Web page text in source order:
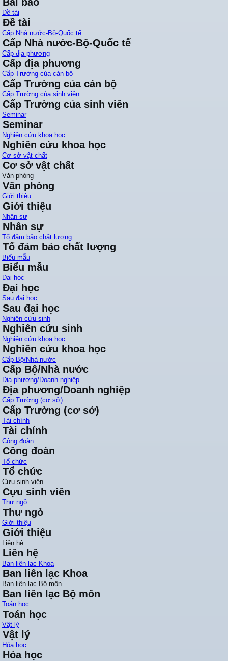
Đề tài
Đề tài
Cấp Nhà nước-Bộ-Quốc tế
Cấp Nhà nước-Bộ-Quốc tế
Cấp địa phương
Cấp địa phương
Cấp Trường của cán bộ
Cấp Trường của cán bộ
Cấp Trường của sinh viên
Cấp Trường của sinh viên
Seminar
Seminar
Nghiên cứu khoa học
Nghiên cứu khoa học
Cơ sở vật chất
Cơ sở vật chất
Văn phòng
Văn phòng
Giới thiệu
Giới thiệu
Nhân sự
Nhân sự
Tổ đảm bảo chất lượng
Tổ đảm bảo chất lượng
Biểu mẫu
Biểu mẫu
Đại học
Đại học
Sau đại học
Sau đại học
Nghiên cứu sinh
Nghiên cứu sinh
Nghiên cứu khoa học
Nghiên cứu khoa học
Cấp Bộ/Nhà nước
Cấp Bộ/Nhà nước
Địa phương/Doanh nghiệp
Địa phương/Doanh nghiệp
Cấp Trường (cơ sở)
Cấp Trường (cơ sở)
Tài chính
Tài chính
Công đoàn
Công đoàn
Tổ chức
Tổ chức
Cựu sinh viên
Cựu sinh viên
Thư ngỏ
Thư ngỏ
Giới thiệu
Giới thiệu
Liên hệ
Liên hệ
Ban liên lạc Khoa
Ban liên lạc Khoa
Ban liên lạc Bộ môn
Ban liên lạc Bộ môn
Toán học
Toán học
Vật lý
Vật lý
Hóa học
Hóa học